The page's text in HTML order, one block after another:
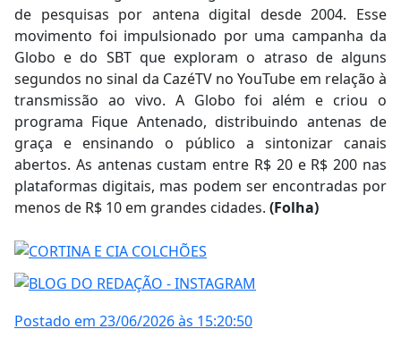
de pesquisas por antena digital desde 2004. Esse
movimento foi impulsionado por uma campanha da
Globo e do SBT que exploram o atraso de alguns
segundos no sinal da CazéTV no YouTube em relação à
transmissão ao vivo. A Globo foi além e criou o
programa Fique Antenado, distribuindo antenas de
graça e ensinando o público a sintonizar canais
abertos. As antenas custam entre R$ 20 e R$ 200 nas
plataformas digitais, mas podem ser encontradas por
menos de R$ 10 em grandes cidades. (Folha)
Postado em 23/06/2026 às 15:20:50